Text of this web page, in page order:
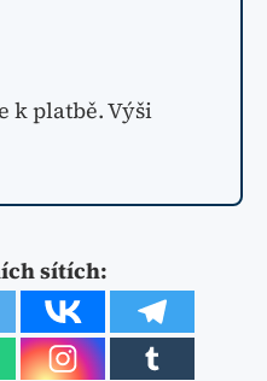
k platbě. Výši
sítích: